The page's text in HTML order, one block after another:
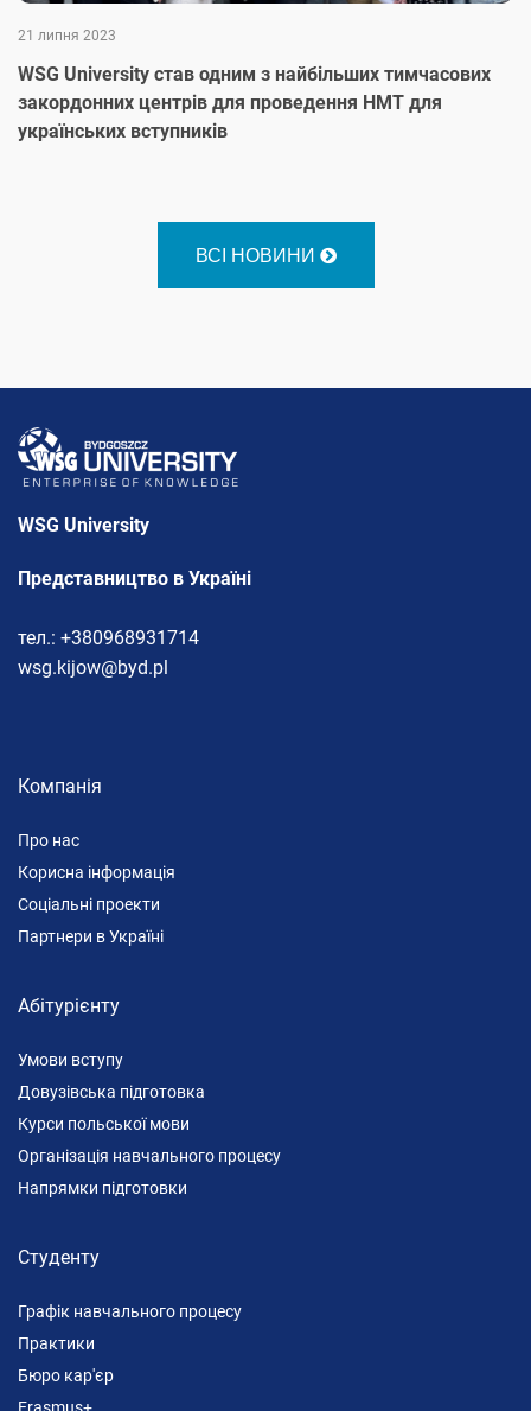
21 липня 2023
WSG University став одним з найбільших тимчасових
закордонних центрів для проведення НМТ для
українських вступників
ВСІ НОВИНИ
WSG University
Представництво в Україні
тел.: +380968931714
wsg.kijow@byd.pl
Компанія
Про нас
Корисна інформація
Соціальні проекти
Партнери в Україні
Абітурієнту
Умови вступу
Довузівська підготовка
Курси польської мови
Організація навчального процесу
Напрямки підготовки
Студенту
Графік навчального процесу
Практики
Бюро кар'єр